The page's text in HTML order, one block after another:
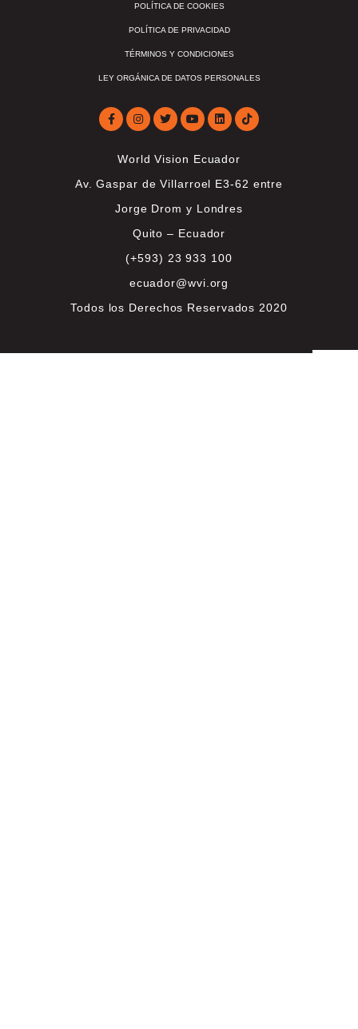
POLÍTICA DE COOKIES
POLÍTICA DE PRIVACIDAD
TÉRMINOS Y CONDICIONES
LEY ORGÁNICA DE DATOS PERSONALES
World Vision Ecuador
Av. Gaspar de Villarroel E3-62 entre
Jorge Drom y Londres
Quito – Ecuador
(+593) 23 933 100
ecuador@wvi.org
Todos los Derechos Reservados 2020